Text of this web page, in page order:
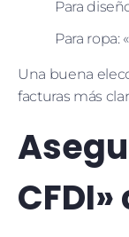
Para
Para ropa:
Una buena
facturas más